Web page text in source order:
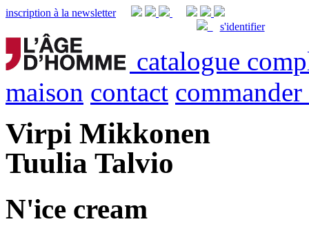
inscription à la newsletter
s'identifier
catalogue
maison contact commander
Virpi Mikkonen
Tuulia Talvio
N'ice cream